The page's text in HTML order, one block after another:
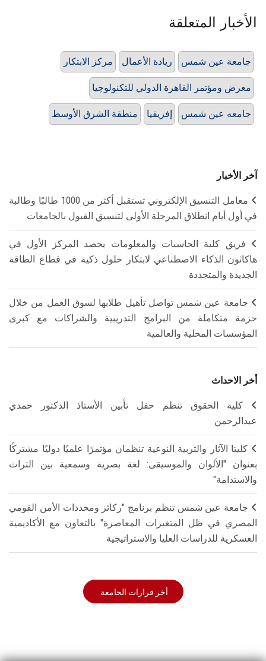
الأخبار المتعلقة
مركز الابتكار ريادة الأعمال جامعة عين شمس
معرض ومؤتمر القاهرة الدولي للتكنولوچيا
منطقة الشرق الأوسط إفريقيا جامعه عين شمس
آخر الأخبار
معامل التنسيق الإلكتروني تستقبل أكثر من 1000 طالبًا وطالبة
في أول أيام انطلاق المرحلة الأولى لتنسيق القبول بالجامعات
فريق كلية الحاسبات والمعلومات يحصد المركز الأول في
هاكاثون الذكاء الاصطناعي لابتكار حلول ذكية في قطاع الطاقة
الجديدة والمتجددة
جامعة عين شمس تواصل تأهيل طلابها لسوق العمل من خلال
حزمة متكاملة من البرامج التدريبية والشراكات مع كبرى
المؤسسات المحلية والعالمية
أخر الاحداث
كلية الحقوق تنظم حفل تأبين الأستاذ الدكتور حمدي
عبدالرحمن
كليتا الآثار والتربية النوعية تنظمان مؤتمرًا علميًا دوليًا مشتركًا
بعنوان "الألوان والموسيقى: لغة بصرية وسمعية بين التراث
والاستدامة"
جامعة عين شمس تنظم برنامج "ركائز ومحددات الأمن القومي
المصري في ظل المتغيرات المعاصرة" بالتعاون مع الأكاديمية
العسكرية للدراسات العليا والاستراتيجية
أخر قرارات الجامعة